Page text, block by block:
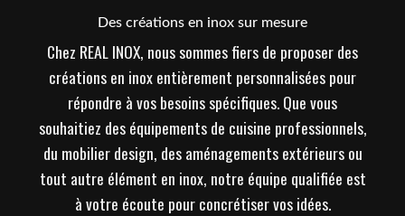
Des créations en inox sur mesure
Chez REAL INOX, nous sommes fiers de proposer des
créations en inox entièrement personnalisées pour
répondre à vos besoins spécifiques. Que vous
souhaitiez des équipements de cuisine professionnels,
du mobilier design, des aménagements extérieurs ou
tout autre élément en inox, notre équipe qualifiée est
à votre écoute pour concrétiser vos idées.